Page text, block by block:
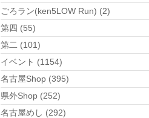
ごろラン(ken5LOW Run) (2)
第四 (55)
第二 (101)
イベント (1154)
名古屋Shop (395)
県外Shop (252)
名古屋めし (292)